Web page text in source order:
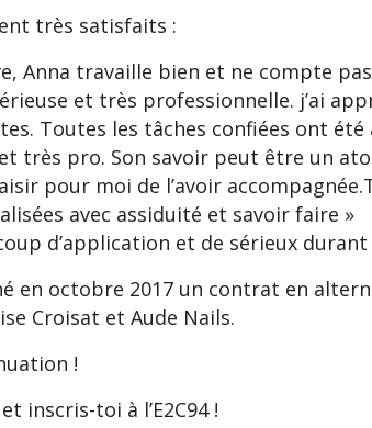
très satisfaits :
Anna travaille bien et ne compte
et très professionnelle. j’ai
Toutes les tâches confiées ont été
très pro. Son savoir peut être un
pour moi de l’avoir
avec assiduité et savoir faire »
d’application et de sérieux
en octobre 2017 un contrat en
Croisat et Aude Nails.
!
et inscris-toi à l’E2C94 !